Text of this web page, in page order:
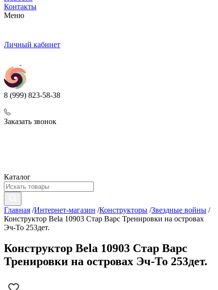
Контакты
Меню
Личный кабинет
8 (999) 823-58-38
Заказать звонок
Каталог
Главная /Интернет-магазин /Конструкторы /Звездные войны /
Конструктор Bela 10903 Стар Варс Тренировки на островах
Эч-То 253дет.
Конструктор Bela 10903 Стар Варс
Тренировки на островах Эч-То 253дет.